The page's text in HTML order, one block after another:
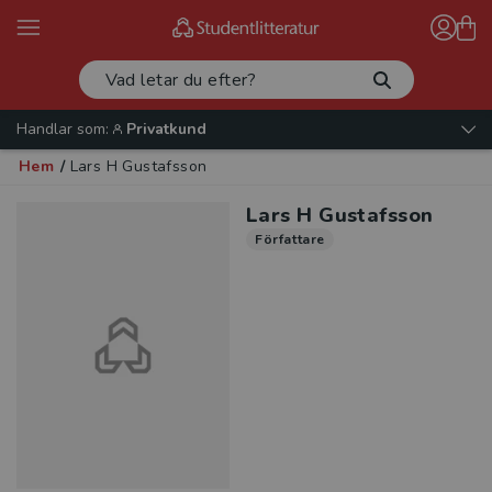
Handlar som:
Privatkund
Hem / Lars H Gustafsson
Lars H Gustafsson
Författare